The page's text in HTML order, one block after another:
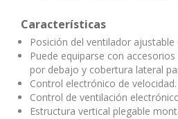
Características
Posición del ventilador ajustable
Puede equiparse con
por debajo y cobertura lateral
Control electrónico de velocidad.
Control de ventilación
Estructura vertical plegable